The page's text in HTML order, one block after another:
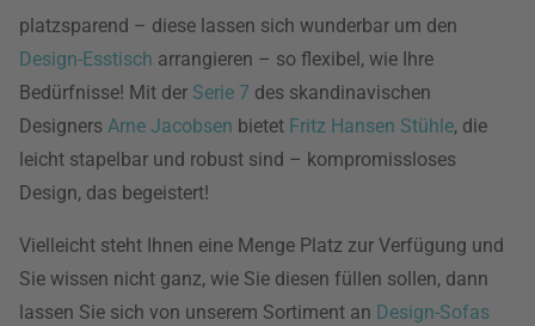
platzsparend – diese lassen sich wunderbar um den
Design-Esstisch arrangieren – so flexibel, wie Ihre
Bedürfnisse! Mit der Serie 7 des skandinavischen
Designers Arne Jacobsen bietet Fritz Hansen Stühle, die
leicht stapelbar und robust sind – kompromissloses
Design, das begeistert!
Vielleicht steht Ihnen eine Menge Platz zur Verfügung und
Sie wissen nicht ganz, wie Sie diesen füllen sollen, dann
lassen Sie sich von unserem Sortiment an Design-Sofas